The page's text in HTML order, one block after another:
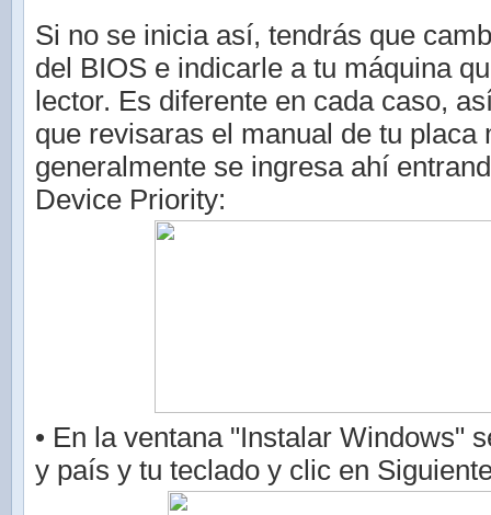
Si no se inicia así, tendrás que
del BIOS e indicarle a tu máquina
lector. Es diferente en cada caso,
que revisaras el manual de tu placa
generalmente se ingresa ahí
Device Priority:
• En la ventana "Instalar Windows"
y país y tu teclado y clic en